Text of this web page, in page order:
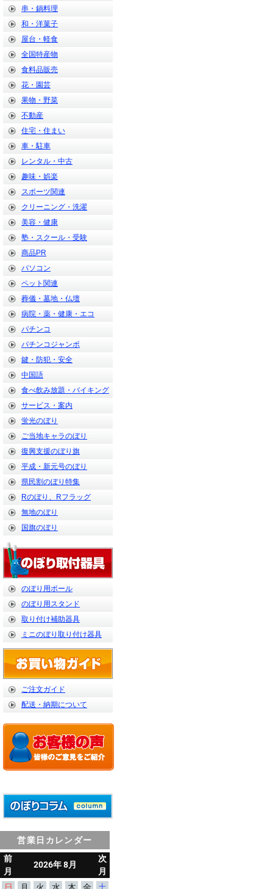
串・鍋料理
和・洋菓子
屋台・軽食
全国特産物
食料品販売
花・園芸
果物・野菜
不動産
住宅・住まい
車・駐車
レンタル・中古
趣味・娯楽
スポーツ関連
クリーニング・洗濯
美容・健康
塾・スクール・受験
商品PR
パソコン
ペット関連
葬儀・墓地・仏壇
病院・薬・健康・エコ
パチンコ
パチンコジャンボ
鍵・防犯・安全
中国語
食べ飲み放題・バイキング
サービス・案内
蛍光のぼり
ご当地キャラのぼり
復興支援のぼり旗
平成・新元号のぼり
県民割のぼり特集
Rのぼり、Rフラッグ
無地のぼり
国旗のぼり
のぼり用ポール
のぼり用スタンド
取り付け補助器具
ミニのぼり取り付け器具
ご注文ガイド
配送・納期について
営業日カレンダー